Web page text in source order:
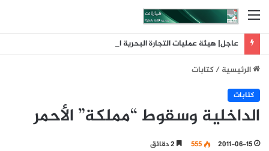
القائمة
الرئيسية/كتابات
كتابات
الداخلية وسقوط “مملكة” الأحمر
2011-06-15
555